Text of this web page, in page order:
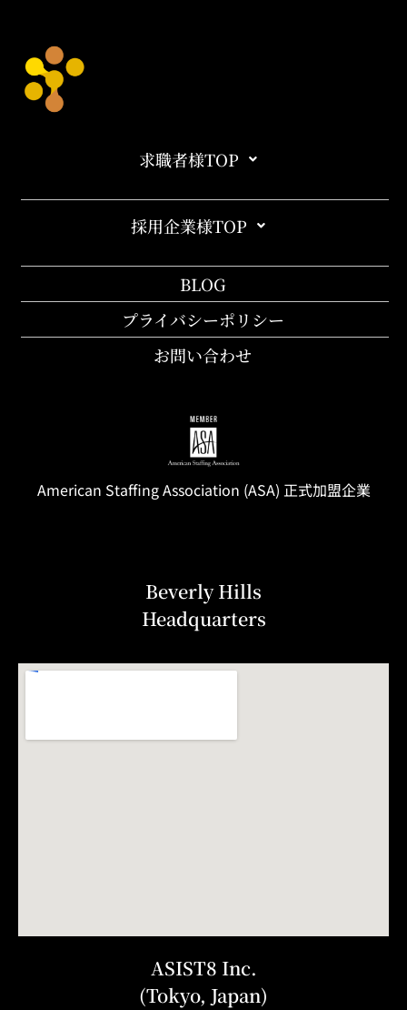
求職者様TOP
採用企業様TOP
BLOG
プライバシーポリシー
お問い合わせ
American StaffingAssociation (ASA) 正式加盟企業
Beverly Hills
Headquarters
ASIST8 Inc.
(Tokyo, Japan)